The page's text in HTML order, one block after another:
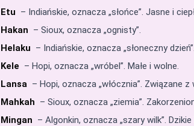
Etu – Indiańskie, oznacza „słońce”. Jasne i
Hakan – Sioux, oznacza „ognisty”.
Helaku – Indiańskie, oznacza „słoneczny dzień”.
Kele – Hopi, oznacza „wróbel”. Małe i wolne.
Lansa – Hopi, oznacza „włócznia”. Związane z
Mahkah – Sioux, oznacza „ziemia”.
Mingan – Algonkin, oznacza „szary wilk”. Dzikie